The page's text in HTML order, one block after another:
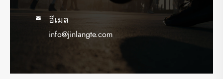
 อีเมล
info@jinlangte.com